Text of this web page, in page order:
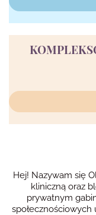
Hej! Nazywam się
kliniczną oraz
prywatnym